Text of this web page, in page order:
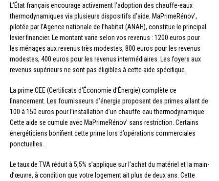
L’État français encourage activement l’adoption des chauffe-eaux
thermodynamiques via plusieurs dispositifs d’aide. MaPrimeRénov’,
pilotée par l’Agence nationale de l’habitat (ANAH), constitue le principal
levier financier. Le montant varie selon vos revenus : 1200 euros pour
les ménages aux revenus très modestes, 800 euros pour les revenus
modestes, 400 euros pour les revenus intermédiaires. Les foyers aux
revenus supérieurs ne sont pas éligibles à cette aide spécifique.
La prime CEE (Certificats d’Économie d’Énergie) complète ce
financement. Les fournisseurs d’énergie proposent des primes allant de
100 à 150 euros pour l’installation d’un chauffe-eau thermodynamique.
Cette aide se cumule avec MaPrimeRénov’ sans restriction. Certains
énergéticiens bonifient cette prime lors d’opérations commerciales
ponctuelles.
Le taux de TVA réduit à 5,5% s’applique sur l’achat du matériel et la main-
d’œuvre, à condition que votre logement ait plus de deux ans. Cette